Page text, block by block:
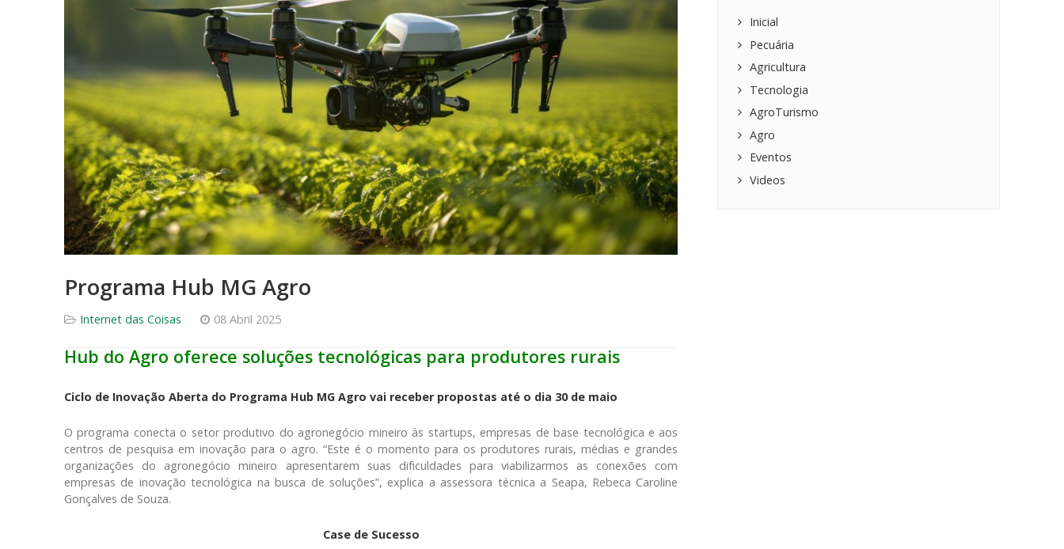
Programa Hub MG Agro
Internet das Coisas 08 Abril 2025
Hub do Agro oferece soluções tecnológicas para produtores rurais
Ciclo de Inovação Aberta do Programa Hub MG Agro vai receber propostas até o dia 30 de maio
O programa conecta o setor produtivo do agronegócio mineiro às startups, empresas de base tecnológica e aos
centros de pesquisa em inovação para o agro. “Este é o momento para os produtores rurais, médias e grandes
organizações do agronegócio mineiro apresentarem suas dificuldades para viabilizarmos as conexões com
empresas de inovação tecnológica na busca de soluções”, explica a assessora técnica a Seapa, Rebeca Caroline
Gonçalves de Souza.
Case de Sucesso
Inicial
Pecuária
Agricultura
Tecnologia
AgroTurismo
Agro
Eventos
Videos